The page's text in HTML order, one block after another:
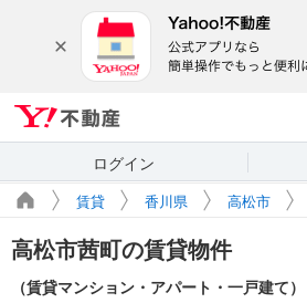
ログイン
賃貸 香川県 高松市
高松市茜町の賃貸物件
（賃貸マンション・アパート・一戸建て）